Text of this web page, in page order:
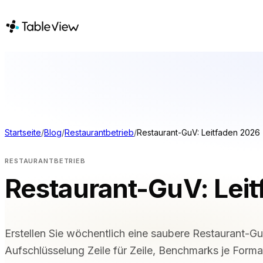
Rechnungswesen
Zahlungen
Beschaffung
Online-Speisekarte &
Instant Site
Bars &
Food
Tableview
Tableview
Startseite/Blog/Restaurantbetrieb/Restaurant-GuV: Leitfaden 2026
RESTAURANTBETRIEB
Restaurant-GuV:
Erstellen Sie wöchentlich eine saubere Restaurant-
Aufschlüsselung Zeile für Zeile, Benchmarks je